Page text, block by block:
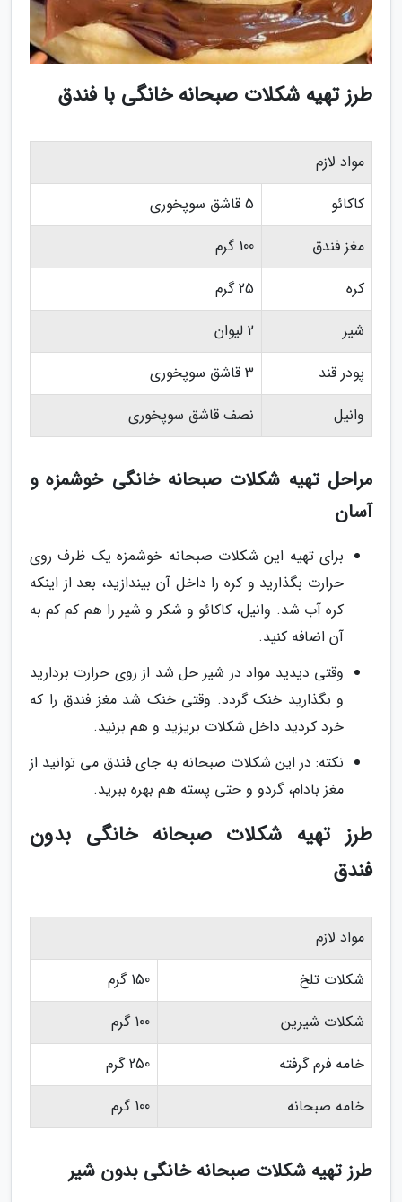
طرز تهیه شکلات صبحانه خانگی با فندق
مواد لازم
کاکائو
5 قاشق سوپخوری
مغز فندق
100 گرم
کره
25 گرم
شیر
2 لیوان
پودر قند
3 قاشق سوپخوری
وانیل
نصف قاشق سوپخوری
مراحل تهیه شکلات صبحانه خانگی خوشمزه و
آسان
برای تهیه این شکلات صبحانه خوشمزه یک ظرف روی
حرارت بگذارید و کره را داخل آن بیندازید، بعد از اینکه
کره آب شد. وانیل، کاکائو و شکر و شیر را هم کم کم به
آن اضافه کنید.
وقتی دیدید مواد در شیر حل شد از روی حرارت بردارید
و بگذارید خنک گردد. وقتی خنک شد مغز فندق را که
خرد کردید داخل شکلات بریزید و هم بزنید.
نکته: در این شکلات صبحانه به جای فندق می توانید از
مغز بادام، گردو و حتی پسته هم بهره ببرید.
طرز تهیه شکلات صبحانه خانگی بدون
فندق
مواد لازم
شکلات تلخ
150 گرم
شکلات شیرین
100 گرم
خامه فرم گرفته
250 گرم
خامه صبحانه
100 گرم
طرز تهیه شکلات صبحانه خانگی بدون شیر